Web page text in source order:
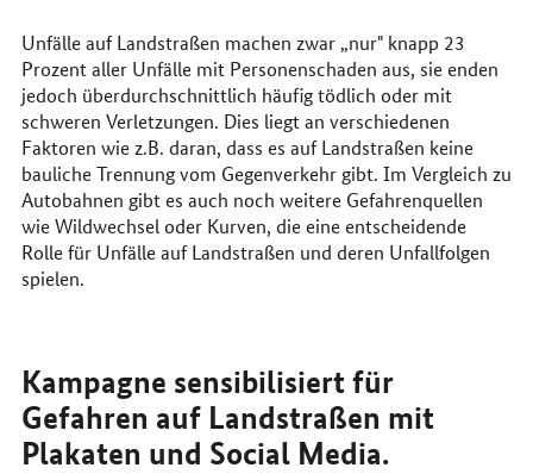
Unfälle auf Landstraßen machen zwar „nur" knapp 23
Prozent aller Unfälle mit Personenschaden aus, sie enden
jedoch überdurchschnittlich häufig tödlich oder mit
schweren Verletzungen. Dies liegt an verschiedenen
Faktoren wie z.B. daran, dass es auf Landstraßen keine
bauliche Trennung vom Gegenverkehr gibt. Im Vergleich zu
Autobahnen gibt es auch noch weitere Gefahrenquellen
wie Wildwechsel oder Kurven, die eine entscheidende
Rolle für Unfälle auf Landstraßen und deren Unfallfolgen
spielen.
Kampagne sensibilisiert für
Gefahren auf Landstraßen mit
Plakaten und Social Media.